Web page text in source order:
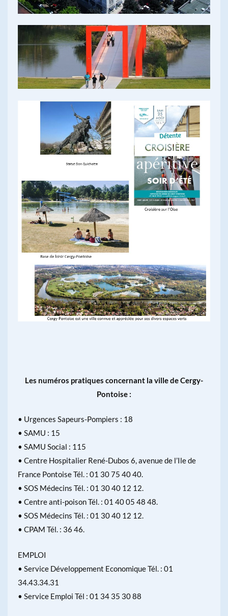
Les numéros pratiques concernant la ville de Cergy-
Pontoise :
• Urgences Sapeurs-Pompiers : 18
• SAMU : 15
• SAMU Social : 115
• Centre Hospitalier René-Dubos 6, avenue de l’Ile de
France Pontoise Tél. : 01 30 75 40 40.
• SOS Médecins Tél. : 01 30 40 12 12.
• Centre anti-poison Tél. : 01 40 05 48 48.
• SOS Médecins Tél. : 01 30 40 12 12.
• CPAM Tél. : 36 46.
EMPLOI
• Service Développement Economique Tél. : 01
34.43.34.31
• Service Emploi Tél : 01 34 35 30 88